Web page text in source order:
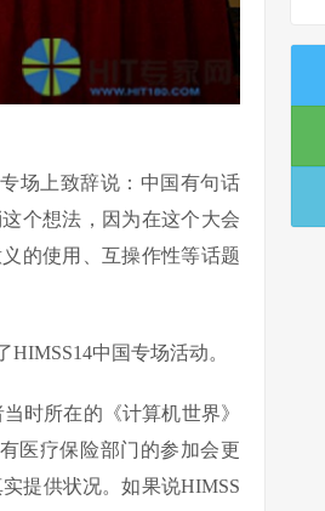
场上致辞说：中国有句话
个想法，因为在这个大会
的使用、互操作性等话题
中国专场活动。
时所在的《计算机世界》
医疗保险部门的参加会更
提供状况。如果说HIMSS